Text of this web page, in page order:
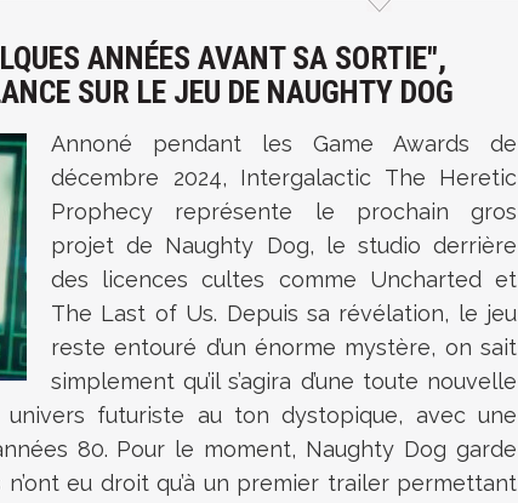
ANNÉES AVANT SA SORTIE",
SUR LE JEU DE NAUGHTY DOG
Annoné pendant les Game Awards de
décembre 2024, Intergalactic The Heretic
Prophecy représente le prochain gros
projet de Naughty Dog, le studio derrière
des licences cultes comme Unchartedet
The Last of Us. Depuis sa révélation, le jeu
reste entouré d’un énorme mystère, on sait
simplement qu’il s’agira d’une toute nouvelle
futuriste au ton dystopique, avec une
80. Pour le moment, Naughty Dog garde
eu droit qu’à un premier trailer permettant